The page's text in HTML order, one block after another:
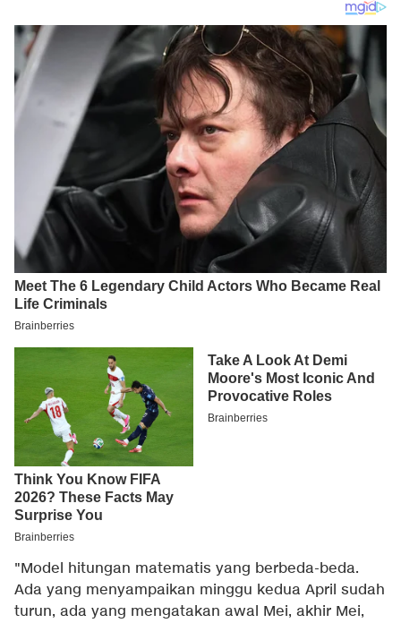
"Model hitungan matematis yang berbeda-beda.
Ada yang menyampaikan minggu kedua April sudah
turun, ada yang mengatakan awal Mei, akhir Mei,